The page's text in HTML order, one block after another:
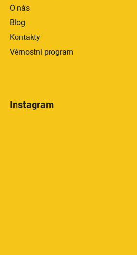
O nás
Blog
Kontakty
Věrnostní program
Instagram